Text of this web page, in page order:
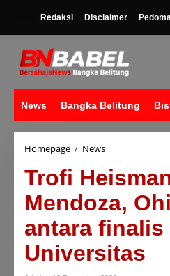
Redaksi Disclaimer
News Bangka Belitung
Homepage / NewsTrofi
2025:
Indiana
QB
Fernando
Mendoza,
Ohio
State
QB
Julian
Trofi
Mendoza,
antara finalis
Universitas